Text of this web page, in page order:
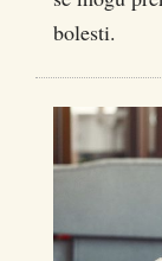
bolesti.